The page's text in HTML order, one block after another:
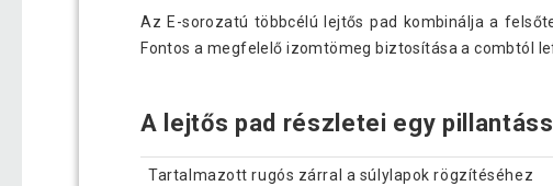
Az E-sorozatú többcélú lejtős pad kombinálja a
Fontos a megfelelő izomtömeg biztosítása a combtól
A lejtős pad részletei egy
Tartalmazott rugós zárral a súlylapok rögzítéséhez